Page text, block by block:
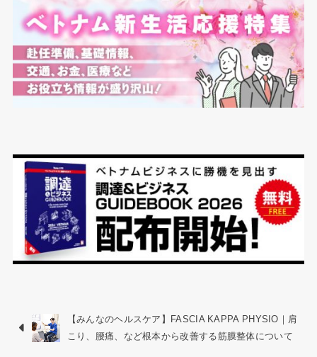
【みんなのヘルスケア】FASCIA KAPPA PHYSIO｜肩
こり、腰痛、など根本から改善する筋膜整体について